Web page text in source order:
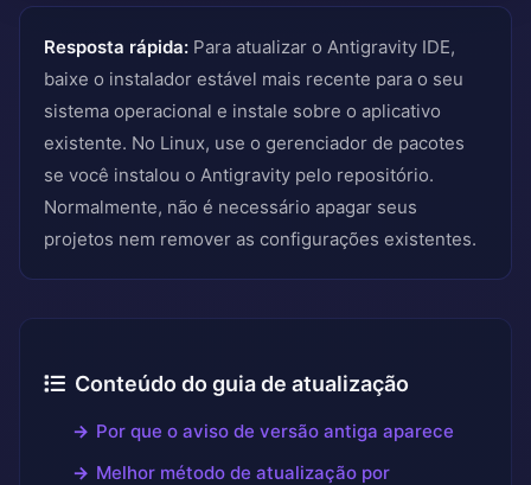
Resposta rápida: Para atualizar o Antigravity IDE,
baixe o instalador estável mais recente para o seu
sistema operacional e instale sobre o aplicativo
existente. No Linux, use o gerenciador de pacotes
se você instalou o Antigravity pelo repositório.
Normalmente, não é necessário apagar seus
projetos nem remover as configurações existentes.
Conteúdo do guia de atualização
Por que o aviso de versão antiga aparece
Melhor método de atualização por